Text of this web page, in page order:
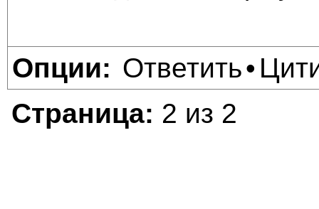
Опции: Ответить•
Страница: 2 из 2